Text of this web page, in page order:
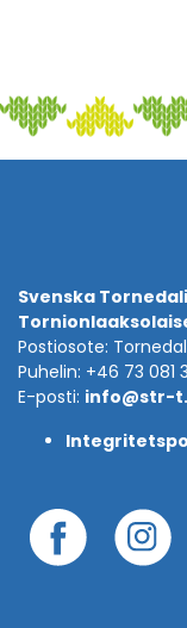
Svenska
Postiosote:
Puhelin: +46 73 081
E-posti: info@str-